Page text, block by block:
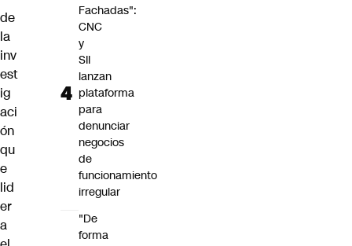
de
la
inv
est
ig
aci
ón
qu
e
lid
er
a
Fachadas":
CNC
y
SII
lanzan
plataforma
para
denunciar
negocios
de
funcionamiento
irregular
"De
forma